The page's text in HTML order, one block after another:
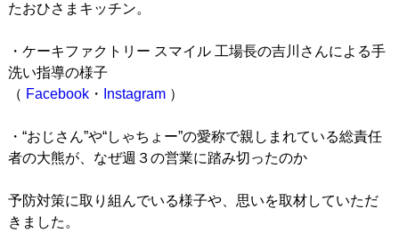
たおひさまキッチン。
・ケーキファクトリー スマイル 工場長の吉川さんによる手
洗い指導の様子
（ Facebook・ Instagram）
・“おじさん”や“しゃちょー”の愛称で親しまれている総責任
者の大熊が、なぜ週３の営業に踏み切ったのか
予防対策に取り組んでいる様子や、思いを取材していただ
きました。